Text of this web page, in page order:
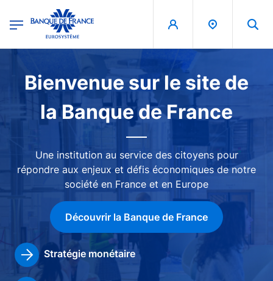
Banque de France - Menu Principal
Bienvenue sur le site de
la Banque de France
Une institution au service des citoyens pour
répondre aux enjeux et défis économiques de notre
société en France et en Europe
Découvrir la Banque de France
Stratégie monétaire